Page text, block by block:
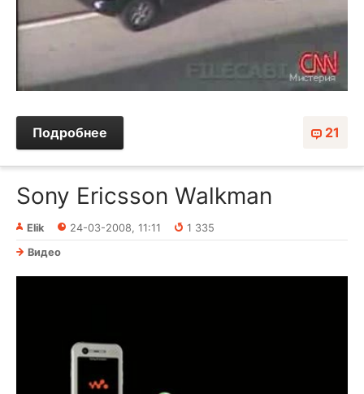
21
Подробнее
Sony Ericsson Walkman
Elik 24-03-2008, 11:11
1 335
Видео